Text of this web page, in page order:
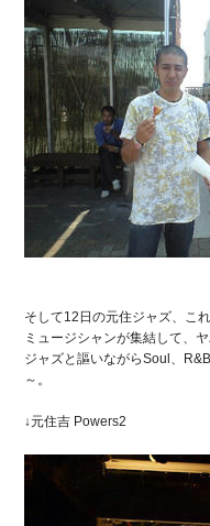
そして12日の元住ジャズ、こ
ミュージシャンが集結して、
ジャズと謳いながらSoul、
～。
↓元住吉 Powers2